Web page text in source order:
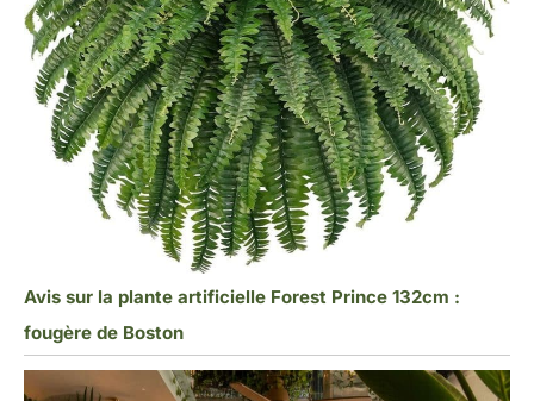
Avis sur la plante artificielle Forest Prince 132cm :
fougère de Boston